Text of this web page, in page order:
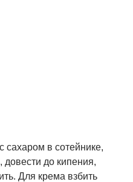
сахаром в сотейнике,
довести до кипения,
Для крема взбить